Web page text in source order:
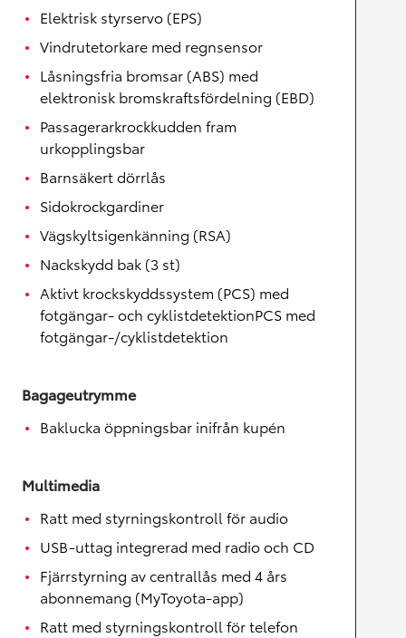
Elektrisk styrservo (EPS)
Vindrutetorkare med regnsensor
Låsningsfria bromsar (ABS) med
elektronisk bromskraftsfördelning (EBD)
Passagerarkrockkudden fram
urkopplingsbar
Barnsäkert dörrlås
Sidokrockgardiner
Vägskyltsigenkänning (RSA)
Nackskydd bak (3 st)
Aktivt krockskyddssystem (PCS) med
fotgängar- och cyklistdetektionPCS med
fotgängar-/cyklistdetektion
Bagageutrymme
Baklucka öppningsbar inifrån kupén
Multimedia
Ratt med styrningskontroll för audio
USB-uttag integrerad med radio och CD
Fjärrstyrning av centrallås med 4 års
abonnemang (MyToyota-app)
Ratt med styrningskontroll för telefon